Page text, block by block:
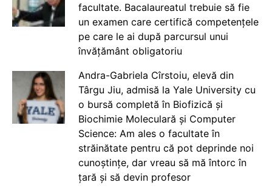
facultate. Bacalaureatul trebuie să fie
un examen care certifică competențele
pe care le ai după parcursul unui
învățământ obligatoriu
Andra-Gabriela Cîrstoiu, elevă din
Târgu Jiu, admisă la Yale University cu
o bursă completă în Biofizică și
Biochimie Moleculară și Computer
Science: Am ales o facultate în
străinătate pentru că pot deprinde noi
cunoștințe, dar vreau să mă întorc în
țară și să devin profesor